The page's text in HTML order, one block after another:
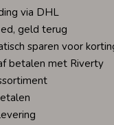
via DHL
geld terug
sparen voor
betalen met Riverty